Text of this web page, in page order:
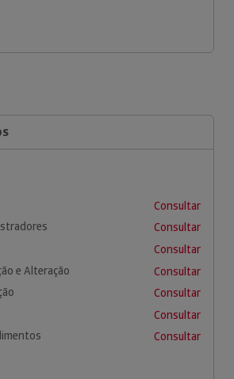
Consultar
Consultar
Consultar
e Alteração
Consultar
Consultar
Consultar
Consultar